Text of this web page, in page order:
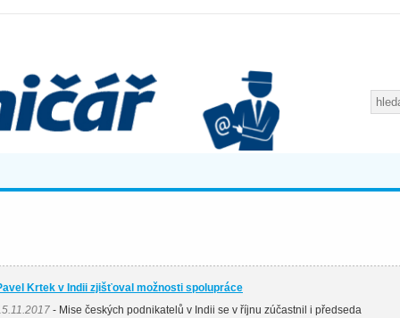
Krtek v Indii zjišťoval možnosti spolupráce
- Mise českých podnikatelů v Indii se v říjnu zúčastnil i předseda